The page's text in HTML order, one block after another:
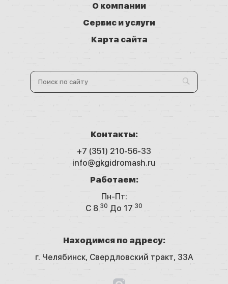
О компании
Сервис и услуги
Карта сайта
Контакты:
+7 (351) 210-56-33
info@gkgidromash.ru
Работаем:
Пн-Пт:
C 8 30 До 17 30
Находимся по адресу:
г. Челябинск, Свердловский тракт, 33А